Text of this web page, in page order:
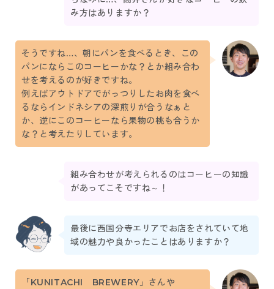
み方はありますか？
そうですね…、朝にパンを食べるとき、この
パンにならこのコーヒーかな？とか組み合わ
せを考えるのが好きですね。
例えばアウトドアでがっつりしたお肉を食べ
るならインドネシアの深煎りが合うなぁと
か、逆にこのコーヒーなら果物の桃も合うか
な？と考えたりしています。
組み合わせが考えられるのはコーヒーの知識
があってこそですね～！
最後に西国分寺エリアでお店をされていて地
域の魅力や良かったことはありますか？
「KUNITACHI BREWERY」さんや